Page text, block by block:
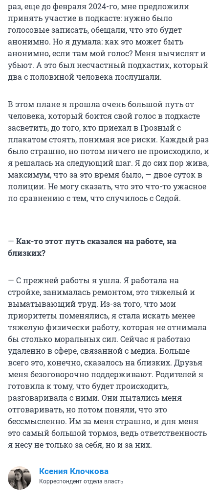
раз, еще до февраля 2024-го, мне предложили
принять участие в подкасте: нужно было
голосовые записать, обещали, что это будет
анонимно. Но я думала: как это может быть
анонимно, если там мой голос? Меня вычислят и
убьют. А это был несчастный подкастик, который
два с половиной человека послушали.
В этом плане я прошла очень большой путь от
человека, который боится свой голос в подкасте
засветить, до того, кто приехал в Грозный с
плакатом стоять, понимая все риски. Каждый раз
было страшно, но потом ничего не происходило, и
я решалась на следующий шаг. Я до сих пор жива,
максимум, что за это время было, — двое суток в
полиции. Не могу сказать, что это что-то ужасное
по сравнению с тем, что случилось с Седой.
— Как-то этот путь сказался на работе, на
близких?
— С прежней работы я ушла. Я работала на
стройке, занималась ремонтом, это тяжелый и
выматывающий труд. Из-за того, что мои
приоритеты поменялись, я стала искать менее
тяжелую физически работу, которая не отнимала
бы столько моральных сил. Сейчас я работаю
удаленно в сфере, связанной с медиа. Больше
всего это, конечно, сказалось на близких. Друзья
меня безоговорочно поддерживают. Родителей я
готовила к тому, что будет происходить,
разговаривала с ними. Они пытались меня
отговаривать, но потом поняли, что это
бессмысленно. Им за меня страшно, и для меня
это самый большой тормоз, ведь ответственность
я несу не только за себя, но и за них.
Ксения Клочкова
Корреспондент отдела власть